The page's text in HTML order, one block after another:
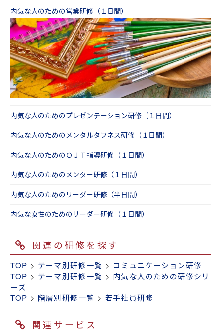
内気な人のための営業研修（１日間）
内気な人のためのプレゼンテーション研修（１日間）
内気な人のためのメンタルタフネス研修（１日間）
内気な人のためのＯＪＴ指導研修（１日間）
内気な人のためのメンター研修（１日間）
内気な人のためのリーダー研修（半日間）
内気な女性のためのリーダー研修（１日間）
関連の研修を探す
TOP > テーマ別研修一覧 > コミュニケーション研修
TOP > テーマ別研修一覧 > 内気な人のための研修シリ
ーズ
TOP > 階層別研修一覧 > 若手社員研修
関連サービス